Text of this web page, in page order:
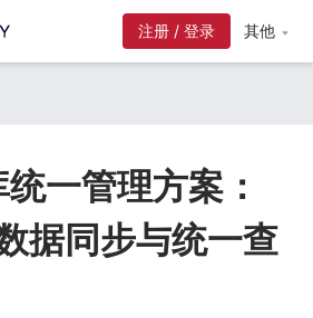
注册 / 登录 其他
一管理方案：
据同步与统一查